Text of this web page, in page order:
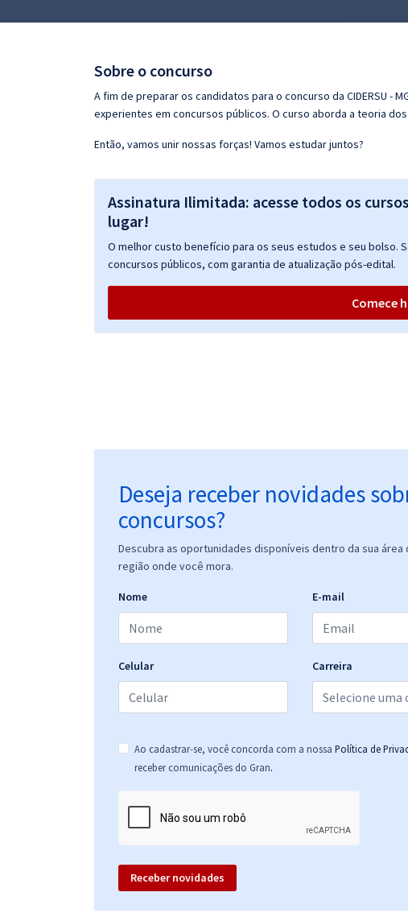
Conteúdo gratuito
Sobre o concurso
A fim de preparar os candidatos para o concurso da CIDERSU -
experientes em concursos públicos. O curso aborda a teoria
Então, vamos unir nossas forças! Vamos estudar juntos?
Assinatura Ilimitada: acesse todos os
lugar!
O melhor custo benefício para os seus estudos e seu bolso.
concursos públicos, com garantia de atualização pós-edital.
Comece
Deseja receber novidades
concursos?
Descubra as oportunidades disponíveis dentro da sua área
região onde você mora.
Nome E-mail
Celular Carreira
Ao cadastrar-se, você concorda com a nossa Política de
receber comunicações do Gran.
Receber novidades